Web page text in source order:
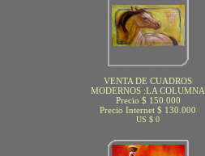
VENTA DE CUADROS
MODERNOS :LA COLUMNA
Precio $ 150.000
Precio Internet $ 130.000
US $ 0